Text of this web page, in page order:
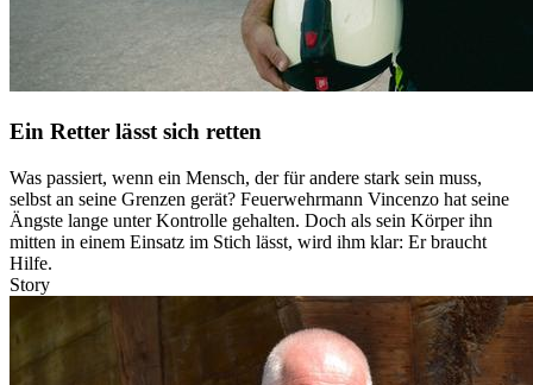
Ein Retter lässt sich retten
Was passiert, wenn ein Mensch, der für andere stark sein muss,
selbst an seine Grenzen gerät? Feuerwehrmann Vincenzo hat seine
Ängste lange unter Kontrolle gehalten. Doch als sein Körper ihn
mitten in einem Einsatz im Stich lässt, wird ihm klar: Er braucht
Hilfe.
Story